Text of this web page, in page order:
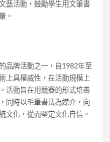
藝活動，鼓勵學生用文筆書
。
品牌活動之一，自1982年至
上具權威性，在活動規模上
活動旨在用競賽的形式培養
同時以毛筆書法為媒介，向
文化，從而堅定文化自信。